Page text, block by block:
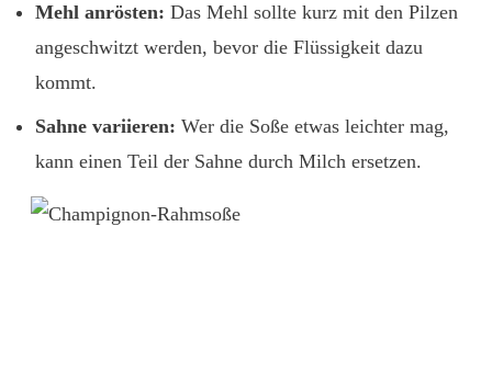
Mehl anrösten: Das Mehl sollte kurz mit den Pilzen
angeschwitzt werden, bevor die Flüssigkeit dazu
kommt.
Sahne variieren: Wer die Soße etwas leichter mag,
kann einen Teil der Sahne durch Milch ersetzen.